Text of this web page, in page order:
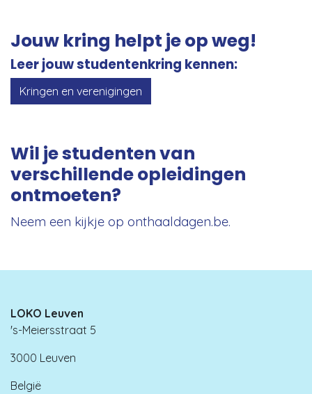
Jouw kring helpt je op weg!
Leer jouw studentenkring kennen:
Kringen en verenigingen
Wil je studenten van
verschillende opleidingen
ontmoeten?
Neem een kijkje op onthaaldagen.be.
LOKO Leuven
's-Meiersstraat 5
3000 Leuven
België